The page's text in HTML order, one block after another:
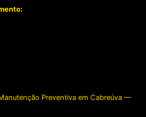
Preventiva em Cabreúva —